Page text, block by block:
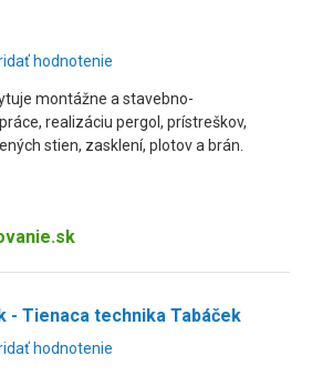
hodnotenie
montážne a stavebno-
realizáciu pergol, prístreškov,
stien, zasklení, plotov a brán.
- Tienaca technika Tabáček
hodnotenie